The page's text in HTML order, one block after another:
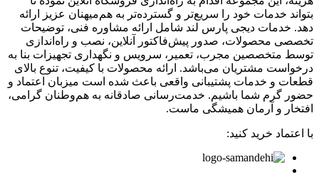
بتواند خدمات خود را سریع‌تر و گسترده‌تر به هم‌میهنان عزیز ارائه
دهد. خدمات دیجی پارس لند شامل ارائه مشاوره فنی، توضیحات
تخصصی محصولات، صدور پیش‌فاکتور آنلاین، نصب و راه‌اندازی
توسط متخصصین مجرب، تعمیر، سرویس و نگهداری تجهیزات بنا به
درخواست مشتریان می‌باشد. ارائه محصولات با کیفیت، تنوع بالای
قطعات و خدمات پشتیبانی واقعی باعث شده است میزبان اعتماد و
حضور گرم شما باشیم. خدمت‌رسانی صادقانه به هم‌وطنان گرامی،
افتخار و آرمان همیشگی ماست.
با اعتماد خرید کنید: